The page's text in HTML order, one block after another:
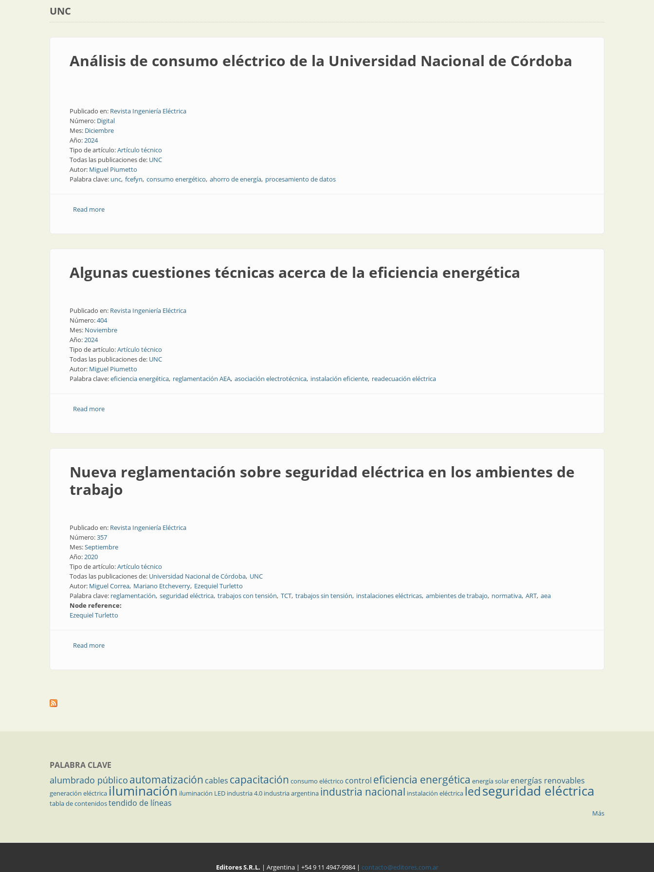
UNC
Análisis de consumo eléctrico de la Universidad Nacional de Córdoba
Publicado en: Revista Ingeniería Eléctrica
Número: Digital
Mes: Diciembre
Año:2024
Tipo de artículo:Artículo técnico
Todas las publicaciones de: UNC
Autor: Miguel Piumetto
Palabra clave: unc fcefyn consumo energético ahorro de energía procesamiento de datos
Read moreabout Análisis de consumo eléctrico de la Universidad Nacional de Córdoba
Algunas cuestiones técnicas acerca de la eficiencia energética
Publicado en: Revista Ingeniería Eléctrica
Número:404
Mes: Noviembre
Año:2024
Tipo de artículo:Artículo técnico
Todas las publicaciones de: UNC
Autor: Miguel Piumetto
Palabra clave:eficiencia energética reglamentación AEA asociación electrotécnica instalación eficiente readecuación eléctrica
Read moreabout Algunas cuestiones técnicas acerca de la eficiencia energética
Nueva reglamentación sobre seguridad eléctrica en los ambientes de
trabajo
Publicado en: Revista Ingeniería Eléctrica
Número:357
Mes:Septiembre
Año:2020
Tipo de artículo:Artículo técnico
Todas las publicaciones de: Universidad Nacional de Córdoba UNC
Autor: Miguel Correa Mariano Etcheverry Ezequiel Turletto
Palabra clave: reglamentación seguridad eléctrica trabajos con tensión TCT trabajos sin tensión instalaciones eléctricas ambientes de trabajo normativa ART aea
Node reference:
Ezequiel Turletto
Read moreabout Nueva reglamentación sobre seguridad eléctrica en los ambientes de trabajo
PALABRA CLAVE
alumbrado público automatización cables capacitación consumo eléctrico control eficiencia energética energía solar energías renovables
generación eléctrica iluminación iluminación LED industria 4.0 industria argentina industria nacional instalación eléctrica ledseguridad eléctrica
tabla de contenidostendido de líneas
Más
Editores S.R.L. | Argentina | +54 9 11 4947-9984 | contacto@editores.com.ar